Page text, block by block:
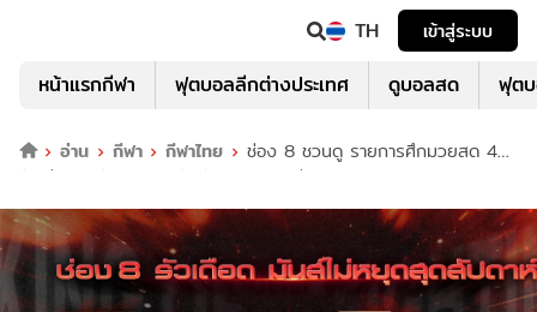
TH เข้าสู่ระบบ
หน้าแรกกีฬา ฟุตบอลลีกต่างประเทศ ดูบอลสด ฟุต
อ่าน กีฬา กีฬาไทย
ช่อง 8 ชวนดู รายการศึกมวยสด 4
สังเวียนสุดสัปดาห์ ยกทัพนักมวยสุดแกร่ง